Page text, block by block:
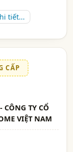
tiết...
CẤP
CÔNG TY CỔ
VIỆT NAM